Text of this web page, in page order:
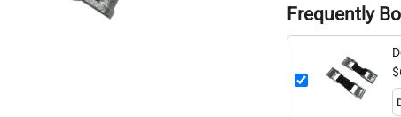
Frequently